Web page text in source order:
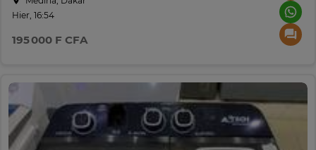
Hier, 16:54
195 000 F CFA